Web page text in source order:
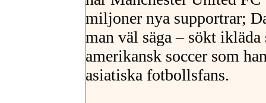
miljoner nya supportrar;
man väl säga – sökt
amerikansk soccer som
asiatiska fotbollsfans.